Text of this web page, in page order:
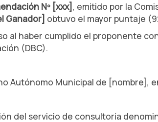
Nº [xxx] , emitido por la
Ganador] obtuvo el mayor puntaje
al haber cumplido el proponente
(DBC).
Autónomo Municipal de [nombre],
del servicio de consultoría